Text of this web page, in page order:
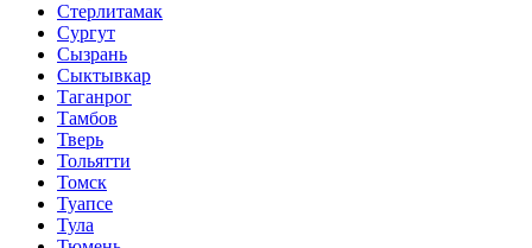
Стерлитамак
Сургут
Сызрань
Сыктывкар
Таганрог
Тамбов
Тверь
Тольятти
Томск
Туапсе
Тула